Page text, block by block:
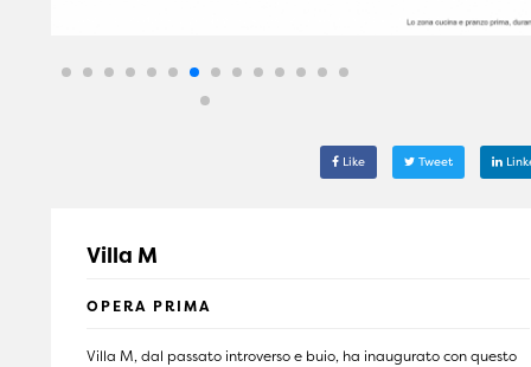
Like Tweet
Villa M
OPERA PRIMA
Villa M, dal passato introverso e buio, ha inaugurato con questo